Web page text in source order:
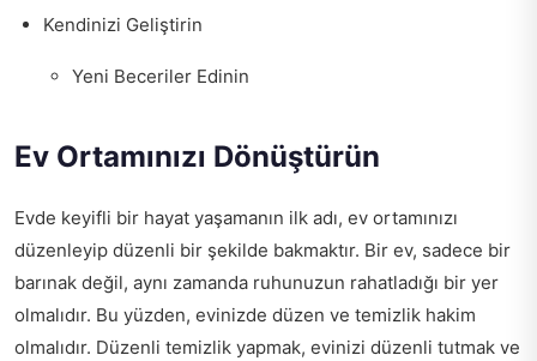
Kendinizi Geliştirin
Yeni Beceriler Edinin
Ev Ortamınızı Dönüştürün
Evde keyifli bir hayat yaşamanın ilk adı, ev ortamınızı
düzenleyip düzenli bir şekilde bakmaktır. Bir ev, sadece bir
barınak değil, aynı zamanda ruhunuzun rahatladığı bir yer
olmalıdır. Bu yüzden, evinizde düzen ve temizlik hakim
olmalıdır. Düzenli temizlik yapmak, evinizi düzenli tutmak ve